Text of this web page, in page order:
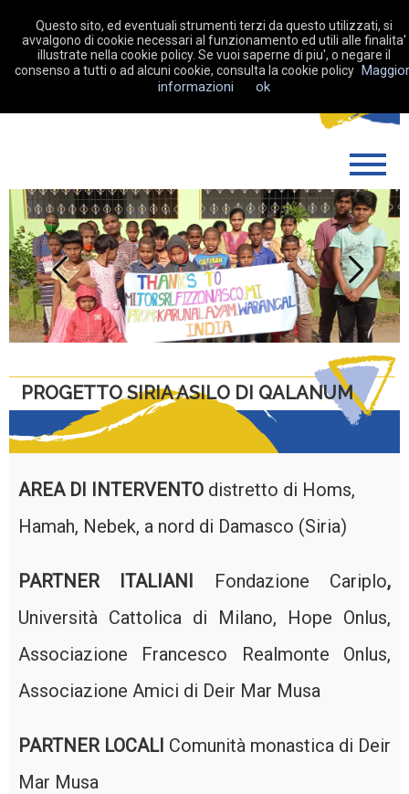
DONA ORA
COME OPERIAMO
SOSTIENICI
LA MIA RACCOLTA FONDI
NEWS
CONTATTI
Previous Next
PROGETTO SIRIA ASILO DI QALANUM
AREA DI INTERVENTO distretto di Homs,
Hamah, Nebek, a nord di Damasco (Siria)
PARTNER ITALIANI Fondazione Cariplo,
Università Cattolica di Milano, Hope Onlus,
Associazione Francesco Realmonte Onlus,
Associazione Amici di Deir Mar Musa
PARTNER LOCALI Comunità monastica di Deir
Mar Musa
Questo sito, ed eventuali strumenti terzi da questo utilizzati, si
avvalgono di cookie necessari al funzionamento ed utili alle finalita'
illustrate nella cookie policy. Se vuoi saperne di piu', o negare il
consenso a tutti o ad alcuni cookie, consulta la cookie policy
informazioni
ok